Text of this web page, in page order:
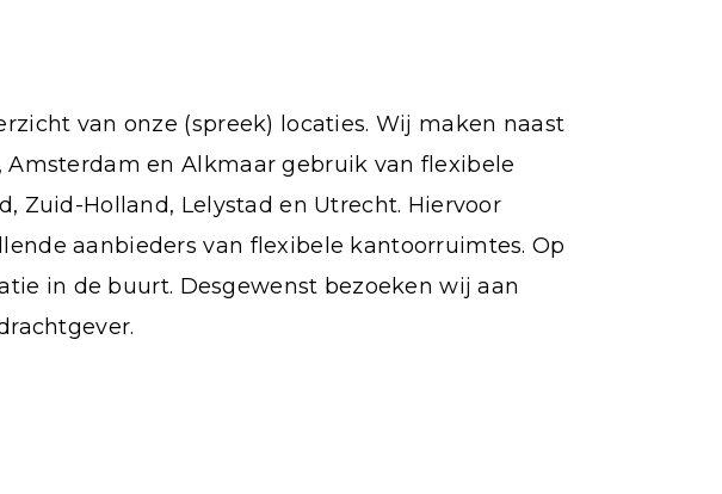
van onze (spreek) locaties. Wij maken naast
Amsterdam en Alkmaar gebruik van flexibele
Zuid-Holland, Lelystad en Utrecht. Hiervoor
aanbieders van flexibele kantoorruimtes. Op
in de buurt. Desgewenst bezoeken wij aan